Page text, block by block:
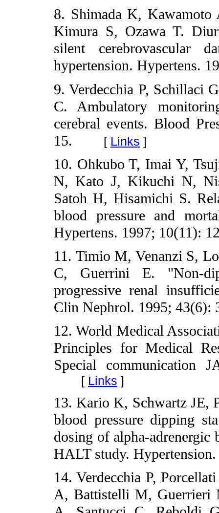
8. Shimada K,
Kimura S, Ozawa T.
silent cerebrovascular
hypertension. Hypertens.
9. Verdecchia P, Schillaci
C. Ambulatory
cerebral events. Blood
15.
[ Links ]
10. Ohkubo T, Imai Y,
N, Kato J, Kikuchi N,
Satoh H, Hisamichi S.
blood pressure and
Hypertens. 1997; 10(11):
11. Timio M, Venanzi S,
C, Guerrini E. "Non-
progressive renal
Clin Nephrol. 1995; 43(6):
12. World Medical
Principles for Medical
Special communication
[ Links ]
13. Kario K, Schwartz JE,
blood pressure dipping
dosing of alpha-adrenergic
HALT study.
14. Verdecchia P,
A, Battistelli M, Guerrieri